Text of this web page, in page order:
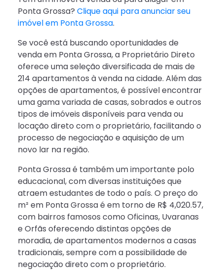
Ponta Grossa? Clique aqui para anunciar seu
imóvel em Ponta Grossa.
Se você está buscando oportunidades de
venda em Ponta Grossa, a Proprietário Direto
oferece uma seleção diversificada de mais de
214 apartamentos à venda na cidade. Além das
opções de apartamentos, é possível encontrar
uma gama variada de casas, sobrados e outros
tipos de imóveis disponíveis para venda ou
locação direto com o proprietário, facilitando o
processo de negociação e aquisição de um
novo lar na região.
Ponta Grossa é também um importante polo
educacional, com diversas instituições que
atraem estudantes de todo o país. O preço do
m² em Ponta Grossa é em torno de R$ 4,020.57,
com bairros famosos como Oficinas, Uvaranas
e Orfãs oferecendo distintas opções de
moradia, de apartamentos modernos a casas
tradicionais, sempre com a possibilidade de
negociação direto com o proprietário.